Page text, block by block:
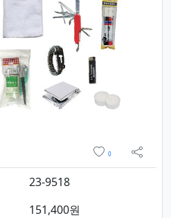
0
sns 공
23-9518
151,400원